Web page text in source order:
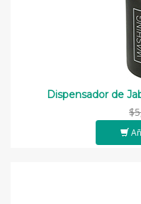
Dispensador de